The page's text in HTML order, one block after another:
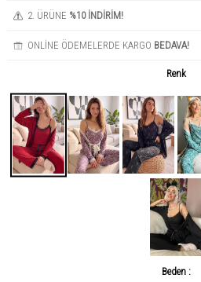
2. ÜRÜNE %10 İNDİRİM!
ONLİNE ÖDEMELERDE KARGO BEDAVA!
Renk
Beden :